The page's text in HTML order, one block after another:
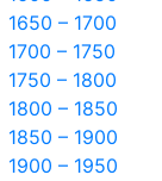
1650 – 1700
1700 – 1750
1750 – 1800
1800 – 1850
1850 – 1900
1900 – 1950